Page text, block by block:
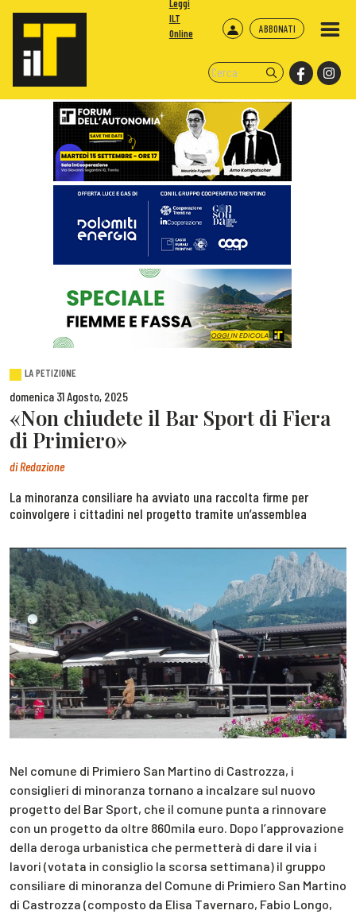
ABBONATI
Leggi
ILT
Online
LA PETIZIONE
domenica 31 Agosto, 2025
«Non chiudete il Bar Sport di Fiera
di Primiero»
diRedazione
La minoranza consiliare ha avviato una raccolta firme per
coinvolgere i cittadini nel progetto tramite un’assemblea
Nel comune di Primiero San Martino di Castrozza, i
consiglieri di minoranza tornano a incalzare sul nuovo
progetto del Bar Sport, che il comune punta a rinnovare
con un progetto da oltre 860mila euro. Dopo l’approvazione
della deroga urbanistica che permetterà di dare il via i
lavori (votata in consiglio la scorsa settimana) il gruppo
consiliare di minoranza del Comune di Primiero San Martino
di Castrozza (composto da Elisa Tavernaro, Fabio Longo,